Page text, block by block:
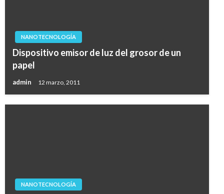
NANOTECNOLOGÍA
Dispositivo emisor de luz del grosor de un
papel
admin 12 marzo, 2011
NANOTECNOLOGÍA